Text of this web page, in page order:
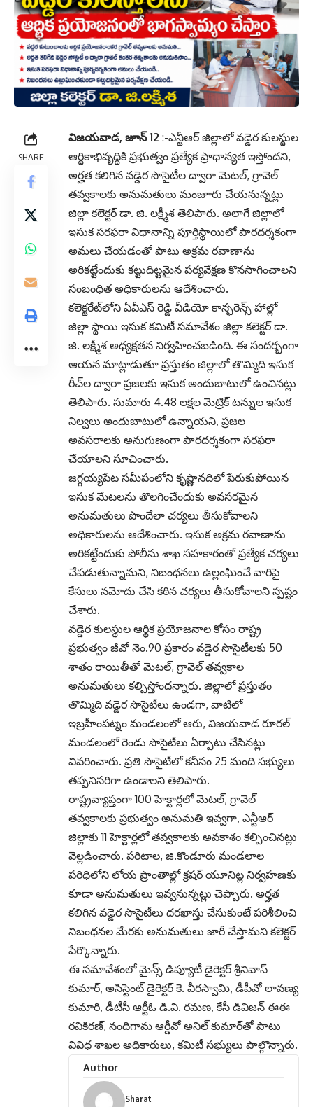
SHARE
విజయవాడ, జూన్ 12 :-ఎన్టీఆర్ జిల్లాలో వడ్డెర కులస్థుల
ఆర్థికాభివృద్ధికి ప్రభుత్వం ప్రత్యేక ప్రాధాన్యత ఇస్తోందని,
అర్హత కలిగిన వడ్డెర సొసైటీల ద్వారా మెటల్, గ్రావెల్
తవ్వకాలకు అనుమతులు మంజూరు చేయనున్నట్లు
జిల్లా కలెక్టర్ డా. జి. లక్ష్మీశ తెలిపారు. అలాగే జిల్లాలో
ఇసుక సరఫరా విధానాన్ని పూర్తిస్థాయిలో పారదర్శకంగా
అమలు చేయడంతో పాటు అక్రమ రవాణాను
అరికట్టేందుకు కట్టుదిట్టమైన పర్యవేక్షణ కొనసాగించాలని
సంబంధిత అధికారులను ఆదేశించారు.
కలెక్టరేట్‌లోని ఏవీఎస్ రెడ్డి వీడియో కాన్ఫరెన్స్ హాల్లో
జిల్లా స్థాయి ఇసుక కమిటీ సమావేశం జిల్లా కలెక్టర్ డా.
జి. లక్ష్మీశ అధ్యక్షతన నిర్వహించబడింది. ఈ సందర్భంగా
ఆయన మాట్లాడుతూ ప్రస్తుతం జిల్లాలో తొమ్మిది ఇసుక
రీచ్‌ల ద్వారా ప్రజలకు ఇసుక అందుబాటులో ఉంచినట్లు
తెలిపారు. సుమారు 4.48 లక్షల మెట్రిక్ టన్నుల ఇసుక
నిల్వలు అందుబాటులో ఉన్నాయని, ప్రజల
అవసరాలకు అనుగుణంగా పారదర్శకంగా సరఫరా
చేయాలని సూచించారు.
జగ్గయ్యపేట సమీపంలోని కృష్ణానదిలో పేరుకుపోయిన
ఇసుక మేటలను తొలగించేందుకు అవసరమైన
అనుమతులు పొందేలా చర్యలు తీసుకోవాలని
అధికారులను ఆదేశించారు. ఇసుక అక్రమ రవాణాను
అరికట్టేందుకు పోలీసు శాఖ సహకారంతో ప్రత్యేక చర్యలు
చేపడుతున్నామని, నిబంధనలు ఉల్లంఘించే వారిపై
కేసులు నమోదు చేసి కఠిన చర్యలు తీసుకోవాలని స్పష్టం
చేశారు.
వడ్డెర కులస్థుల ఆర్థిక ప్రయోజనాల కోసం రాష్ట్ర
ప్రభుత్వం జీవో నెం.90 ప్రకారం వడ్డెర సొసైటీలకు 50
శాతం రాయితీతో మెటల్, గ్రావెల్ తవ్వకాల
అనుమతులు కల్పిస్తోందన్నారు. జిల్లాలో ప్రస్తుతం
తొమ్మిది వడ్డెర సొసైటీలు ఉండగా, వాటిలో
ఇబ్రహీంపట్నం మండలంలో ఆరు, విజయవాడ రూరల్
మండలంలో రెండు సొసైటీలు ఏర్పాటు చేసినట్లు
వివరించారు. ప్రతి సొసైటీలో కనీసం 25 మంది సభ్యులు
తప్పనిసరిగా ఉండాలని తెలిపారు.
రాష్ట్రవ్యాప్తంగా 100 హెక్టార్లలో మెటల్, గ్రావెల్
తవ్వకాలకు ప్రభుత్వం అనుమతి ఇవ్వగా, ఎన్టీఆర్
జిల్లాకు 11 హెక్టార్లలో తవ్వకాలకు అవకాశం కల్పించినట్లు
వెల్లడించారు. పరిటాల, జి.కొండూరు మండలాల
పరిధిలోని లోయ ప్రాంతాల్లో క్రషర్ యూనిట్ల నిర్వహణకు
కూడా అనుమతులు ఇవ్వనున్నట్లు చెప్పారు. అర్హత
కలిగిన వడ్డెర సొసైటీలు దరఖాస్తు చేసుకుంటే పరిశీలించి
నిబంధనల మేరకు అనుమతులు జారీ చేస్తామని కలెక్టర్
పేర్కొన్నారు.
ఈ సమావేశంలో మైన్స్ డిప్యూటీ డైరెక్టర్ శ్రీనివాస్
కుమార్, అసిస్టెంట్ డైరెక్టర్ కె. వీరస్వామి, డీపీవో లావణ్య
కుమారి, డీటీసీ ఆర్టీఓ డి.వి. రమణ, కేసీ డివిజన్ ఈఈ
రవికిరణ్, నందిగామ ఆర్డీవో అనిల్ కుమార్‌తో పాటు
వివిధ శాఖల అధికారులు, కమిటీ సభ్యులు పాల్గొన్నారు.
Author
Sharat